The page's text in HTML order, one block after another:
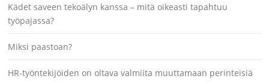
Kädet saveen tekoälyn kanssa – mitä oikeasti tapahtuu
työpajassa?
Miksi paastoan?
HR-työntekijöiden on oltava valmiita muuttamaan perinteisiä